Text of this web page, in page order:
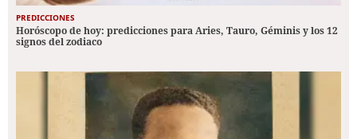
PREDICCIONES
Horóscopo de hoy: predicciones para Aries, Tauro, Géminis y los 12
signos del zodiaco